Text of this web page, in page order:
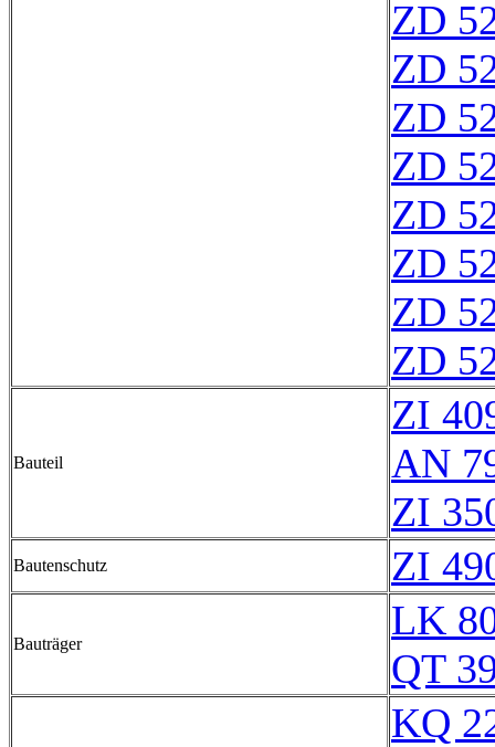
ZD
ZD
ZD
ZD
ZD
ZD
ZD
ZD
Bauteil
ZI
AN
ZI
Bautenschutz ZI
Bauträger
LK
QT
KQ